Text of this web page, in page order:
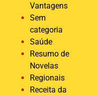
Vantagens
Sem
categoria
Saúde
Resumo de
Novelas
Regionais
Receita da